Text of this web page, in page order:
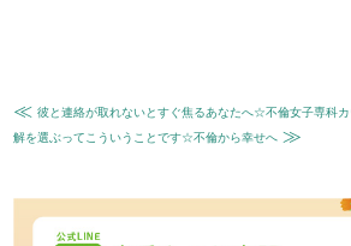
≪彼と連絡が取れないとすぐ焦るあなたへ☆不倫女子専科
解を選ぶってこういうことです☆不倫から幸せへ ≫